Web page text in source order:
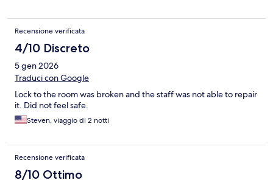
Recensione verificata
4/10 Discreto
5 gen 2026
Traduci con Google
Lock to the room was broken and the staff was not able to repair
it. Did not feel safe.
Steven, viaggio di 2 notti
Recensione verificata
8/10 Ottimo